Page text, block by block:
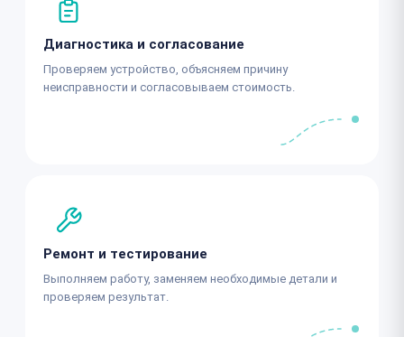
Диагностика и согласование
Проверяем устройство, объясняем причину
неисправности и согласовываем стоимость.
Ремонт и тестирование
Выполняем работу, заменяем необходимые детали и
проверяем результат.